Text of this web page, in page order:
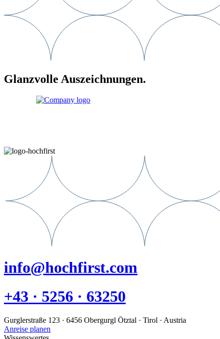
Glanzvolle Auszeichnungen.
info@hochfirst.com
+43 · 5256 · 63250
Gurglerstraße 123 · 6456 Obergurgl Ötztal · Tirol · Austria
Anreise planen